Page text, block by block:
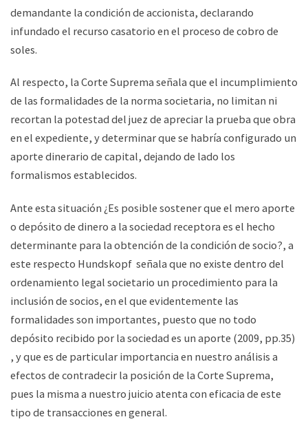
demandante la condición de accionista, declarando
infundado el recurso casatorio en el proceso de cobro de
soles.
Al respecto, la Corte Suprema señala que el incumplimiento
de las formalidades de la norma societaria, no limitan ni
recortan la potestad del juez de apreciar la prueba que obra
en el expediente, y determinar que se habría configurado un
aporte dinerario de capital, dejando de lado los
formalismos establecidos.
Ante esta situación ¿Es posible sostener que el mero aporte
o depósito de dinero a la sociedad receptora es el hecho
determinante para la obtención de la condición de socio?, a
este respecto Hundskopf señala que no existe dentro del
ordenamiento legal societario un procedimiento para la
inclusión de socios, en el que evidentemente las
formalidades son importantes, puesto que no todo
depósito recibido por la sociedad es un aporte (2009, pp.35)
, y que es de particular importancia en nuestro análisis a
efectos de contradecir la posición de la Corte Suprema,
pues la misma a nuestro juicio atenta con eficacia de este
tipo de transacciones en general.